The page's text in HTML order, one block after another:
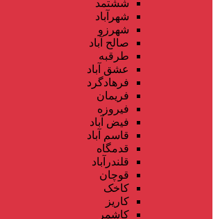
ششتمد
شهرآباد
شهرزو
صالح آباد
طرقبه
عشق آباد
فرهادگرد
فریمان
فیروزه
فیض آباد
قاسم آباد
قدمگاه
قلندرآباد
قوچان
کاخک
کاریز
کاشمر